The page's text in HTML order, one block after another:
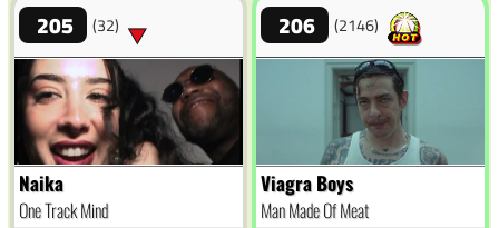
205 (32)
Naika
One Track Mind
206 (2146)
Viagra Boys
Man Made Of Meat